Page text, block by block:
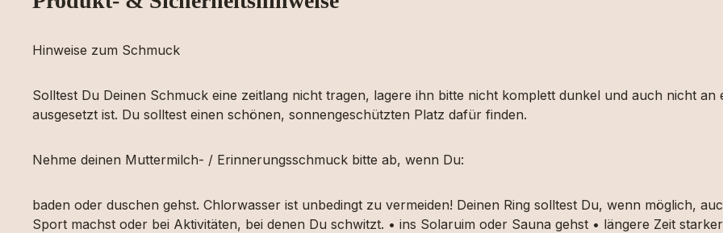
Hinweise zum Schmuck
Solltest Du Deinen Schmuck eine zeitlang nicht tragen, lagere ihn bitte nicht komplett dunkel und auch nicht
ausgesetzt ist. Du solltest einen schönen, sonnengeschützten Platz dafür finden.
Nehme deinen Muttermilch- / Erinnerungsschmuck bitte ab, wenn Du:
baden oder duschen gehst. Chlorwasser ist unbedingt zu vermeiden! Deinen Ring solltest Du, wenn möglich,
Sport machst oder bei Aktivitäten, bei denen Du schwitzt. • ins Solaruim oder Sauna gehst • längere Zeit